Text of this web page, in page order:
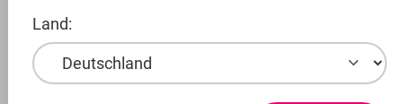
Produkte ansehen
Land: